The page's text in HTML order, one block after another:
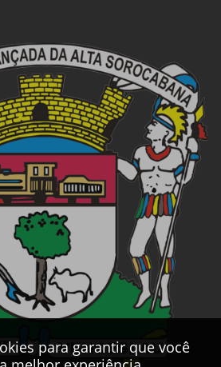
para garantir que você